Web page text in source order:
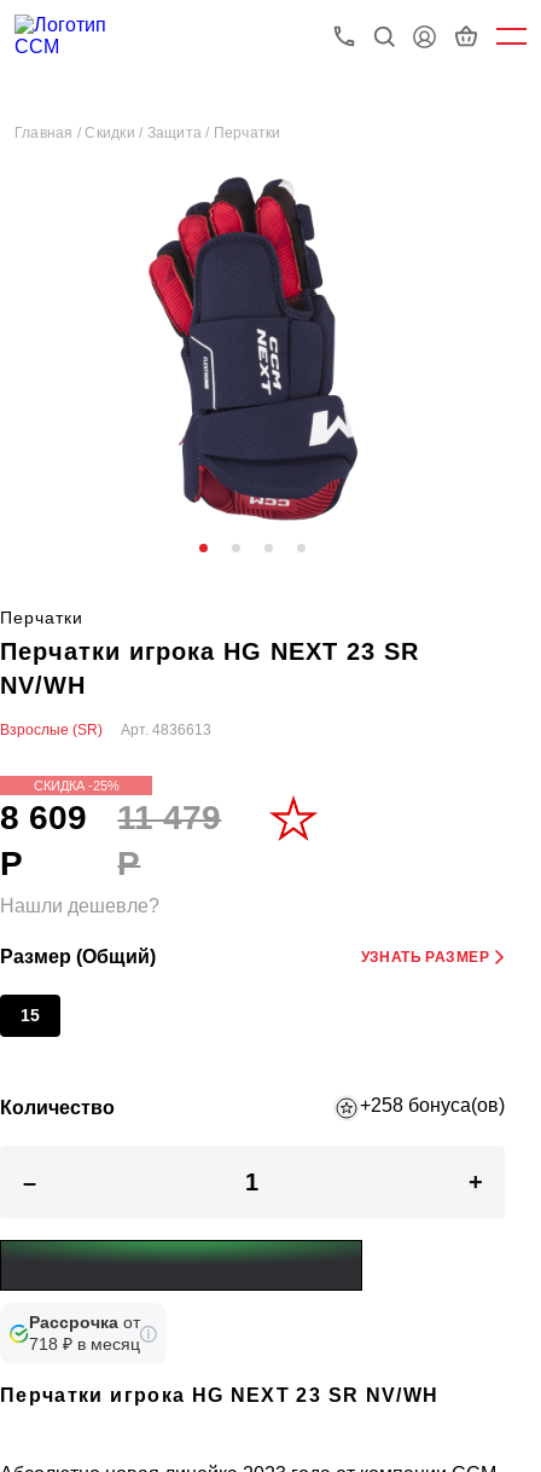
Главная /Скидки / Защита / Перчатки
Перчатки
Перчатки игрока HG NEXT 23 SR
NV/WH
Взрослые (SR) Арт. 4836613
СКИДКА -25%
8 609
Р
11 479
Р
Нашли дешевле?
Размер (Общий) УЗНАТЬ РАЗМЕР
15
Количество +258 бонуса(ов)
– +
Рассрочка от
718 ₽ в месяц
Перчатки игрока HG NEXT 23 SR NV/WH